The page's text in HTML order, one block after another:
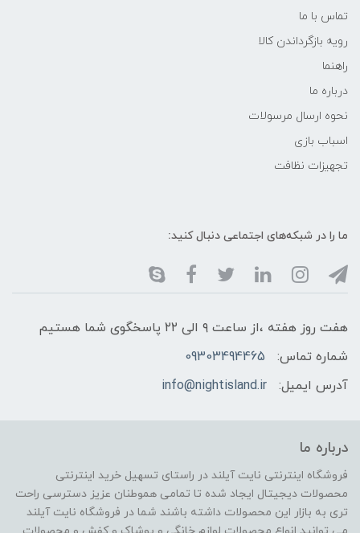
تماس با ما
رویه بازگرداندن کالا
راهنما
درباره ما
نحوه ارسال مرسولات
اسباب بازی
تجهیزات نظافت
ما را در شبکه‌های اجتماعی دنبال کنید:
هفت روز هفته ،از ساعت ۹ الی ۲۲ پاسخگوی شما هستیم
شماره تماس:
09303494465
آدرس ایمیل:
info@nightisland.ir
درباره ما
فروشگاه اینترنتی نایت آیلند در راستای تسهیل خرید اینترنتی
محصولات دیجیتال ایجاد شده تا تمامی هموطنان عزیز دسترسی راحت
تری به بازار این محصولات داشته باشند شما در فروشگاه نایت آیلند